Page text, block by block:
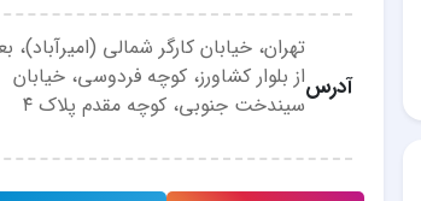
آدرس
تهران، خیابان کارگر شمالی (امیرآباد)،
از بلوار کشاورز، کوچه فردوسی، خیابان
سیندخت جنوبی، کوچه مقدم پلاک ۴